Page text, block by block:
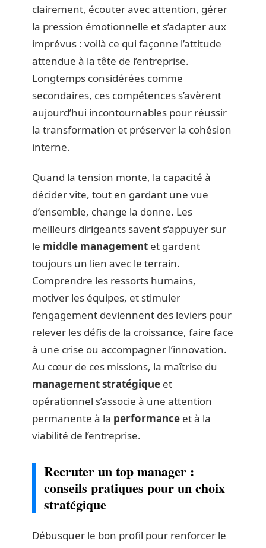
clairement, écouter avec attention, gérer
la pression émotionnelle et s’adapter aux
imprévus : voilà ce qui façonne l’attitude
attendue à la tête de l’entreprise.
Longtemps considérées comme
secondaires, ces compétences s’avèrent
aujourd’hui incontournables pour réussir
la transformation et préserver la cohésion
interne.
Quand la tension monte, la capacité à
décider vite, tout en gardant une vue
d’ensemble, change la donne. Les
meilleurs dirigeants savent s’appuyer sur
le middle management et gardent
toujours un lien avec le terrain.
Comprendre les ressorts humains,
motiver les équipes, et stimuler
l’engagement deviennent des leviers pour
relever les défis de la croissance, faire face
à une crise ou accompagner l’innovation.
Au cœur de ces missions, la maîtrise du
management stratégique et
opérationnel s’associe à une attention
permanente à la performance et à la
viabilité de l’entreprise.
Recruter un top manager :
conseils pratiques pour un choix
stratégique
Débusquer le bon profil pour renforcer le